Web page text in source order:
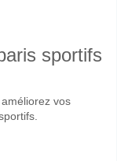
sportifs
vos